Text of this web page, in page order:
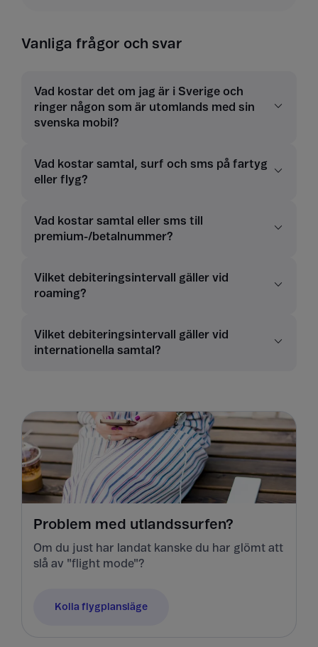
Vanliga frågor och svar
Vad kostar det om jag är i Sverige och
ringer någon som är utomlands med sin
svenska mobil?
Vad kostar samtal, surf och sms på fartyg
eller flyg?
Vad kostar samtal eller sms till
premium-/betalnummer?
Vilket debiteringsintervall gäller vid
roaming?
Vilket debiteringsintervall gäller vid
internationella samtal?
Problem med utlandssurfen?
Om du just har landat kanske du har glömt att
slå av "flight mode"?
Kolla flygplansläge